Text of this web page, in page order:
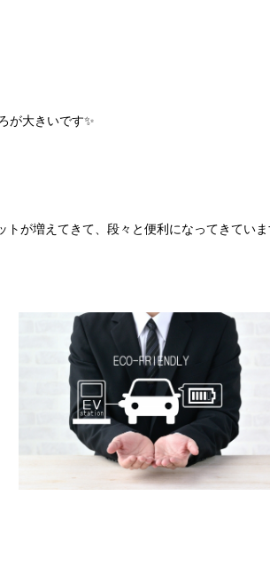
が大きいです✨
が増えてきて、段々と便利になってきてい